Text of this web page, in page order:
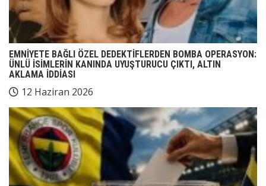
EMNİYETE BAĞLI ÖZEL DEDEKTİFLERDEN BOMBA OPERASYON:
ÜNLÜ İSİMLERİN KANINDA UYUŞTURUCU ÇIKTI, ALTIN
AKLAMA İDDİASI
12 Haziran 2026